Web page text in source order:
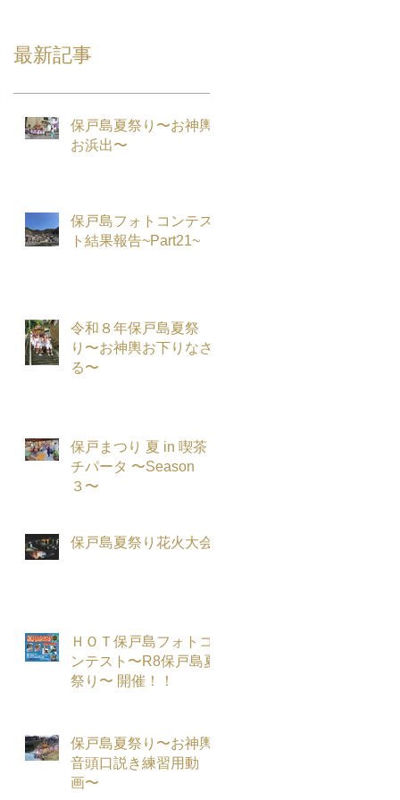
最新記事
保戸島夏祭り〜お神輿
お浜出〜
保戸島フォトコンテス
ト結果報告~Part21~
令和８年保戸島夏祭
り〜お神輿お下りなさ
る〜
保戸まつり 夏 in 喫茶
チパータ 〜Season
３〜
保戸島夏祭り花火大会
ＨＯＴ保戸島フォトコ
ンテスト〜R8保戸島夏
祭り〜 開催！！
保戸島夏祭り〜お神輿
音頭口説き練習用動
画〜